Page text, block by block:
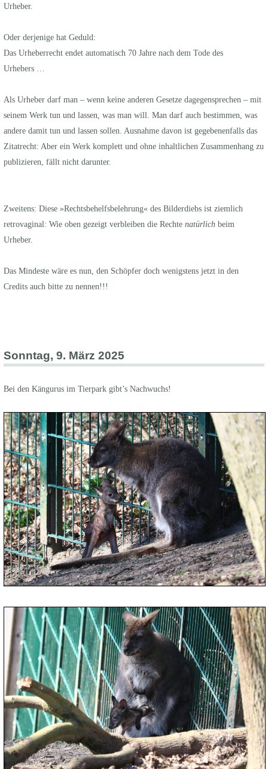
Urheber.
Oder derjenige hat Geduld:
Das Urheberrecht endet automatisch 70 Jahre nach dem Tode des
Urhebers …
Als Urheber darf man – wenn keine anderen Gesetze dagegensprechen – mit
seinem Werk tun und lassen, was man will. Man darf auch bestimmen, was
andere damit tun und lassen sollen. Ausnahme davon ist gegebenenfalls das
Zitatrecht: Aber ein Werk komplett und ohne inhaltlichen Zusammenhang zu
publizieren, fällt nicht darunter.
Zweitens: Diese »Rechtsbehelfsbelehrung« des Bilderdiebs ist ziemlich
retrovaginal: Wie oben gezeigt verbleiben die Rechtenatürlichbeim
Urheber.
Das Mindeste wäre es nun, den Schöpfer doch wenigstens jetzt in den
Credits auch bitte zu nennen!!!
Sonntag, 9. März 2025
Bei den Kängurus im Tierpark gibt’s Nachwuchs!